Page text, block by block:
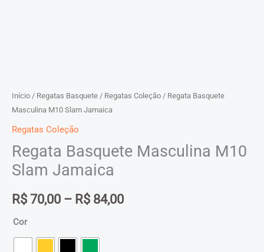
Início / Regatas Basquete / Regatas Coleção / Regata Basquete
Masculina M10 Slam Jamaica
Regatas Coleção
Regata Basquete Masculina M10
Slam Jamaica
R$ 70,00 – R$ 84,00Faixa
Cor